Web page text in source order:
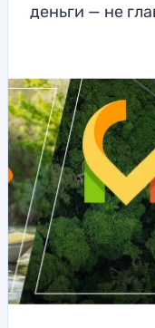
деньги — не